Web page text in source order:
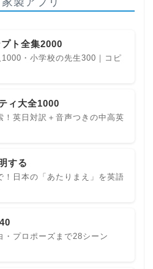
ト全集2000
・小学校の先生300｜コピ
ィ大全1000
！英日対訳＋音声つきの中高英
する
！日本の「あたりまえ」を英語
・プロポーズまで28シーン